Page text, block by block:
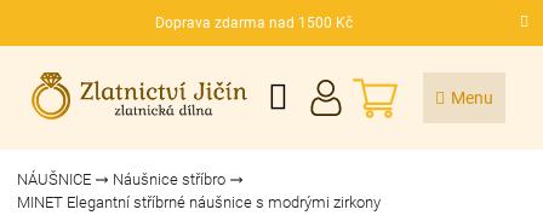
Doprava zdarma nad 1500 Kč
CZK
NÁKUPNÍ
KOŠÍK
NÁUŠNICE
Náušnice stříbro
MINET Elegantní stříbrné náušnice s modrými zirkony